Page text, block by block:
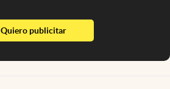
Quiero publicitarabre en nueva pestaña